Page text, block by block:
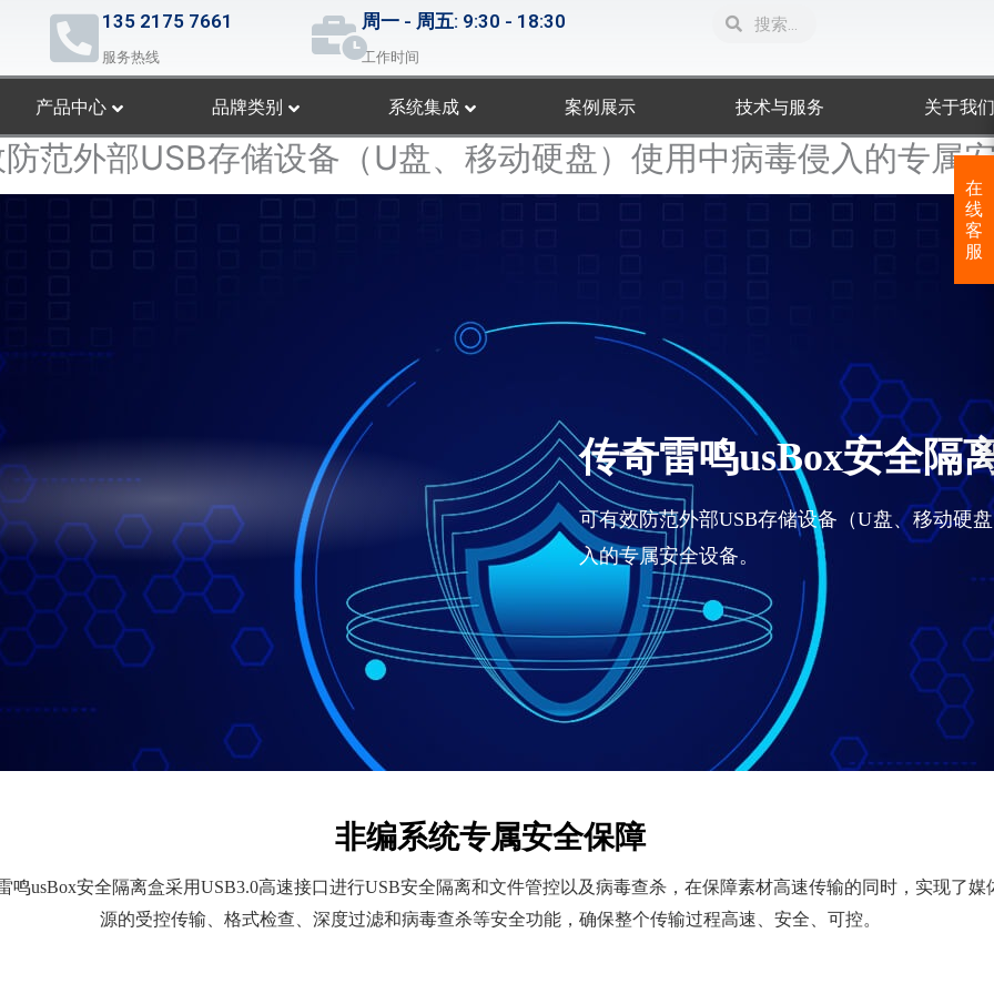
135 2175 7661
服务热线
周一 - 周五: 9:30 - 18:30
工作时间
SearchSearch
产品中心 品牌类别 系统集成 案例展示 技术与服务 关于我们
范外部USB存储设备（U盘、移动硬盘）使用中病毒侵入的专属
传奇雷鸣usBox安全隔
可有效防范外部USB存储设备（U盘、移动硬
入的专属安全设备。
非编系统专属安全保障
鸣usBox安全隔离盒采用USB3.0高速接口进行USB安全隔离和文件管控以及病毒查杀，在保障素材高速传输的同时，实现了媒
源的受控传输、格式检查、深度过滤和病毒查杀等安全功能，确保整个传输过程高速、安全、可控。
在
线
客
服